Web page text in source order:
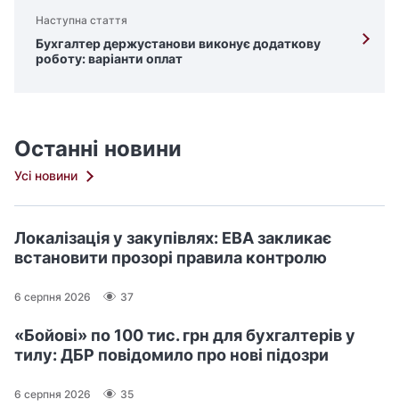
Наступна стаття
Бухгалтер держустанови виконує додаткову
роботу: варіанти оплат
Останні новини
Усі новини
Локалізація у закупівлях: ЕВА закликає
встановити прозорі правила контролю
6 серпня 2026 37
«Бойові» по 100 тис. грн для бухгалтерів у
тилу: ДБР повідомило про нові підозри
6 серпня 2026 35